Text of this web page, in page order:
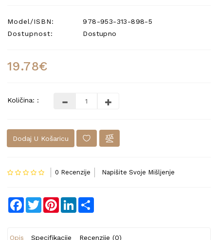
Model/ISBN:
978-953-313-898-5
Dostupnost:
Dostupno
19.78€
Količina: :
Dodaj U Košaricu
0 Recenzije Napišite Svoje Mišljenje
Facebook
TwitterPinterestLinkedIn
Opis Specifikacije Recenzije (0)